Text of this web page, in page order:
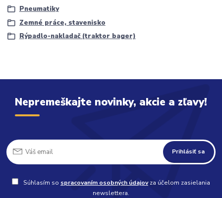
Pneumatiky
Zemné práce, stavenisko
Rýpadlo-nakladač (traktor bager)
Nepremeškajte novinky, akcie a zľavy!
Prihlásiť sa
Súhlasím so spracovaním osobných údajovza účelom zasielania
newslettera.